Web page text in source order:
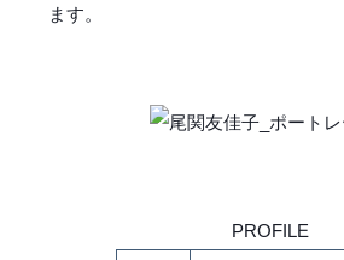
ます。
PROFILE